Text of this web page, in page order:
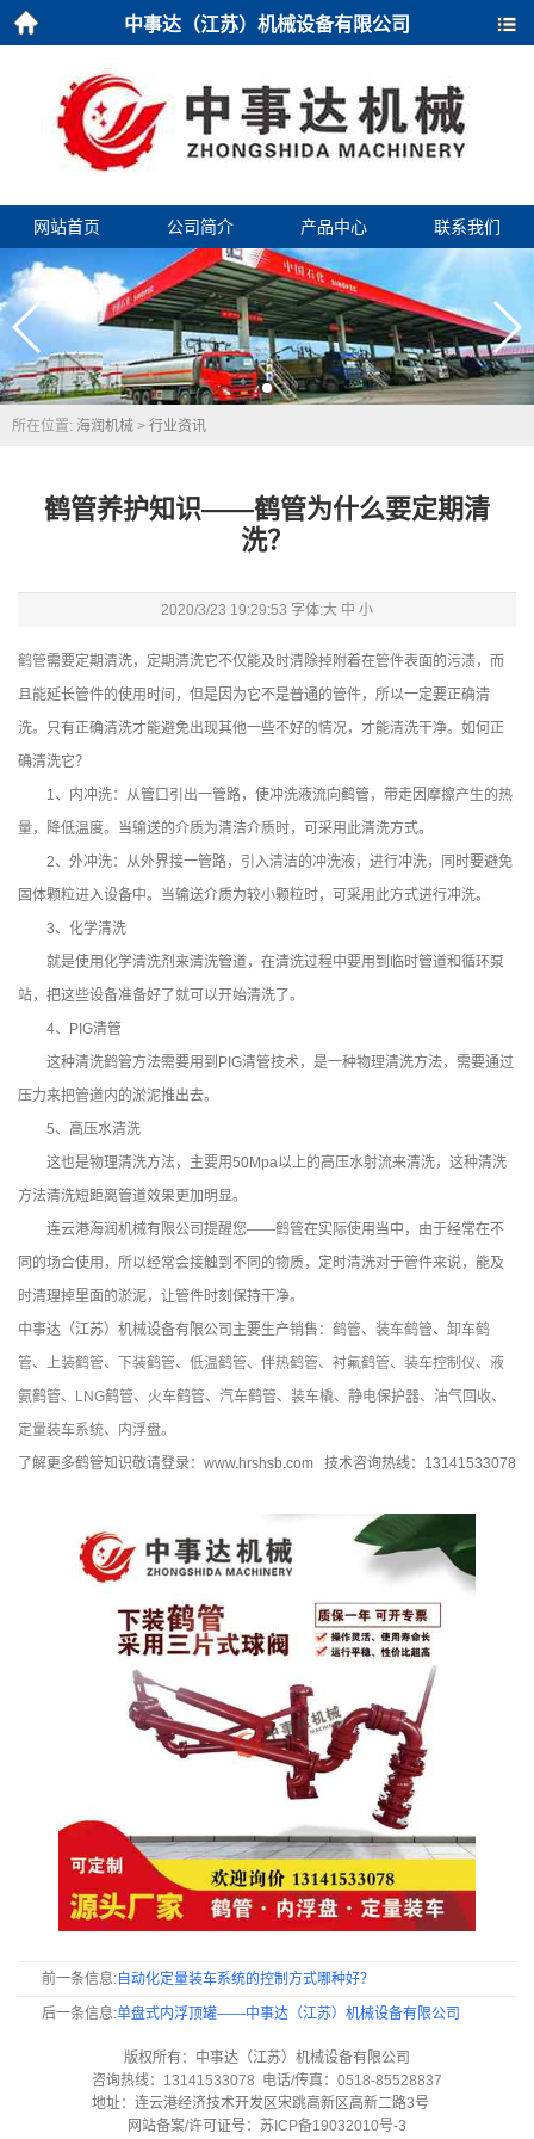
中事达（江苏）机械设备有限公司
网站首页 公司简介 产品中心 联系我们
所在位置: 海润机械 > 行业资讯
鹤管养护知识——鹤管为什么要定期清
洗？
2020/3/23 19:29:53 字体:大 中 小
鹤管需要定期清洗，定期清洗它不仅能及时清除掉附着在管件表面的污渍，而
且能延长管件的使用时间，但是因为它不是普通的管件，所以一定要正确清
洗。只有正确清洗才能避免出现其他一些不好的情况，才能清洗干净。如何正
确清洗它？
1、内冲洗：从管口引出一管路，使冲洗液流向鹤管，带走因摩擦产生的热
量，降低温度。当输送的介质为清洁介质时，可采用此清洗方式。
2、外冲洗：从外界接一管路，引入清洁的冲洗液，进行冲洗，同时要避免
固体颗粒进入设备中。当输送介质为较小颗粒时，可采用此方式进行冲洗。
3、化学清洗
就是使用化学清洗剂来清洗管道，在清洗过程中要用到临时管道和循环泵
站，把这些设备准备好了就可以开始清洗了。
4、PIG清管
这种清洗鹤管方法需要用到PIG清管技术，是一种物理清洗方法，需要通过
压力来把管道内的淤泥推出去。
5、高压水清洗
这也是物理清洗方法，主要用50Mpa以上的高压水射流来清洗，这种清洗
方法清洗短距离管道效果更加明显。
连云港海润机械有限公司提醒您——鹤管在实际使用当中，由于经常在不
同的场合使用，所以经常会接触到不同的物质，定时清洗对于管件来说，能及
时清理掉里面的淤泥，让管件时刻保持干净。
中事达（江苏）机械设备有限公司主要生产销售： 鹤管、 装车鹤管、 卸车鹤
管、 上装鹤管、 下装鹤管、 低温鹤管、 伴热鹤管、 衬氟鹤管、 装车控制仪、 液
氨鹤管、 LNG鹤管、 火车鹤管、 汽车鹤管、 装车橇、 静电保护器、 油气回收、
定量装车系统、 内浮盘。
了解更多鹤管知识敬请登录：www.hrshsb.com 技术咨询热线：13141533078
前一条信息:自动化定量装车系统的控制方式哪种好？
后一条信息:单盘式内浮顶罐——中事达（江苏）机械设备有限公司
版权所有：中事达（江苏）机械设备有限公司
咨询热线： 13141533078 电话/传真： 0518-85528837
地址：连云港经济技术开发区宋跳高新区高新二路3号
网站备案/许可证号： 苏ICP备19032010号-3